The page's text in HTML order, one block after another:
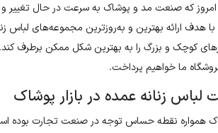
امروز که صنعت مد و پوشاک به سرعت در حال تغییر
هدف ارائه بهترین و به‌روزترین مجموعه‌های لباس
کوچک و بزرگ را به بهترین شکل ممکن برطرف
ما خواهیم پرداخت.
لباس زنانه عمده در بازار پوشاک
همواره نقطه حساس توجه در صنعت تجارت بوده